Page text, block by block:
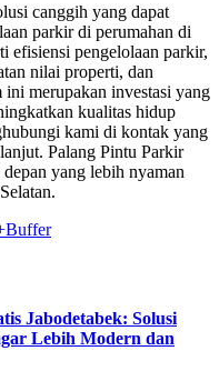
canggih yang dapat
parkir di perumahan di
efisiensi pengelolaan parkir,
nilai properti, dan
ini merupakan investasi yang
kualitas hidup
kami di kontak yang
Palang Pintu Parkir
yang lebih nyaman
Buffer
Jabodetabek: Solusi
Lebih Modern dan